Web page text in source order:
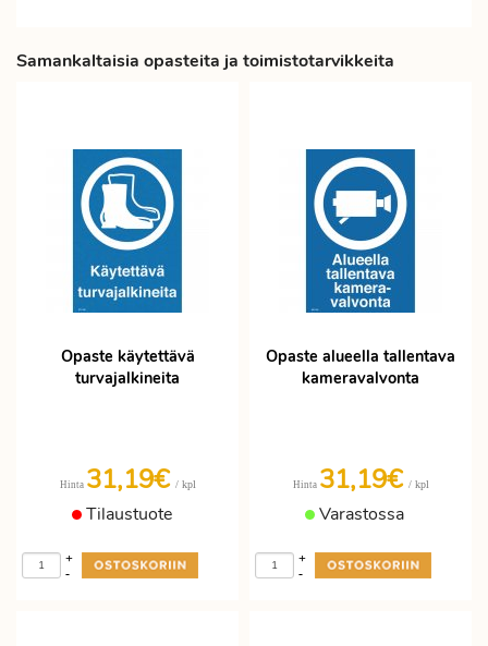
Samankaltaisia opasteita ja toimistotarvikkeita
Opaste käytettävä
turvajalkineita
Hinta 31,19€ / kpl
Tilaustuote
-
+
Opaste alueella tallentava
kameravalvonta
Hinta 31,19€ / kpl
Varastossa
-
+